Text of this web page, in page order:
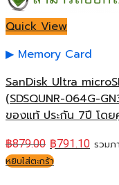
Quick View
Memory Card
SanDisk Ultra
(SDSQUNR-064G-
ของแท้ ประกัน 7ปี โด
฿879.00 ฿791.10 รวมภ
หยิบใส่ตะกร้า